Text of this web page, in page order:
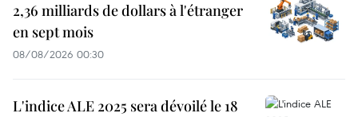
2,36 milliards de dollars à l'étranger
en sept mois
08/08/2026 00:30
L'indice ALE 2025 sera dévoilé le 18